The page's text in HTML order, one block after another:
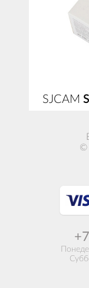
SJCAM
©